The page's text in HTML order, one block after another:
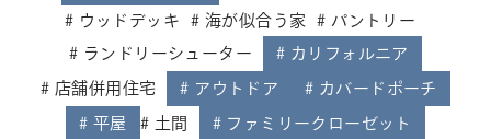
ウッドデッキ
海が似合う家
パントリー
ランドリーシューター
カリフォルニア
店舗併用住宅 アウトドア カバードポーチ
平屋 土間
ファミリークローゼット